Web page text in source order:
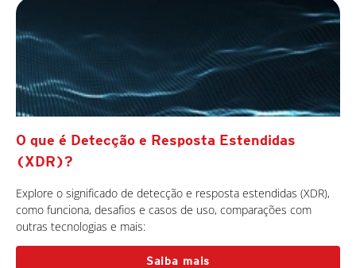
O que é Detecção e Resposta Estendidas
(XDR)?
Explore o significado de detecção e resposta estendidas (XDR),
como funciona, desafios e casos de uso, comparações com
outras tecnologias e mais:
Saiba mais